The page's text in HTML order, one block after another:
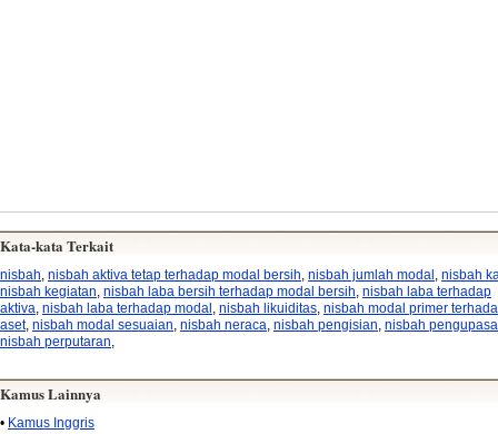
Kata-kata Terkait
nisbah nisbah aktiva tetap terhadap modal bersih nisbah jumlah modal nisbah
nisbah kegiatan nisbah laba bersih terhadap modal bersih nisbah laba terhadap
aktiva nisbah laba terhadap modal nisbah likuiditas nisbah modal primer
aset, nisbah modal sesuaian nisbah neraca nisbah pengisian nisbah
nisbah perputaran
Kamus Lainnya
• Kamus Inggris